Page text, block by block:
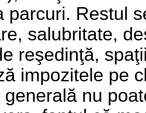
parcuri. Restul
salubritate,
reşedinţă,
impozitele pe
generală nu